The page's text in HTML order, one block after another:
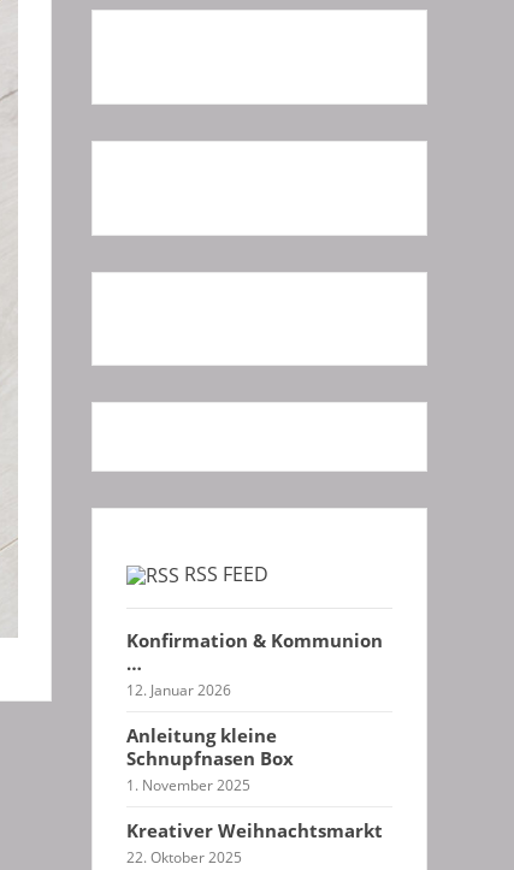
RSS FEED
Konfirmation & Kommunion
…
12. Januar 2026
Anleitung kleine
Schnupfnasen Box
1. November 2025
Kreativer Weihnachtsmarkt
22. Oktober 2025